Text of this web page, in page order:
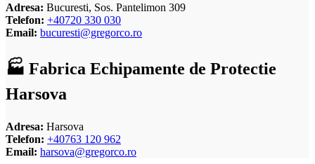
Adresa: Bucuresti, Sos. Pantelimon 309
Telefon: +40720 330 030
Email: bucuresti@gregorco.ro
🏭 Fabrica Echipamente de Protectie
Harsova
Adresa: Harsova
Telefon: +40763 120 962
Email: harsova@gregorco.ro